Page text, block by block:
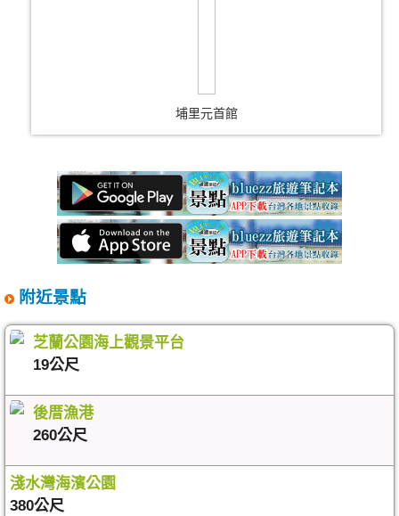
埔里元首館
附近景點
芝蘭公園海上觀景平台
19公尺
後厝漁港
260公尺
淺水灣海濱公園
380公尺